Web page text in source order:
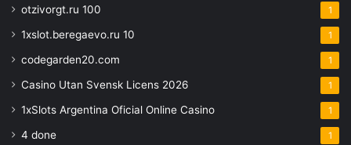
otzivorgt.ru 100 1
1xslot.beregaevo.ru 10 1
codegarden20.com 1
Casino Utan Svensk Licens 2026 1
1xSlots Argentina Oficial Online Casino 1
4 done 1